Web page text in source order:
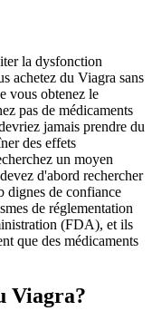
la dysfonction
achetez du Viagra sans
vous obtenez le
pas de médicaments
jamais prendre du
des effets
un moyen
d'abord rechercher
dignes de confiance
de réglementation
(FDA), et ils
que des médicaments
Viagra?